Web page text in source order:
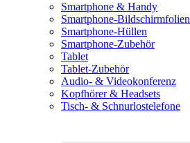
Smartphone & Handy
Smartphone-Bildschirmfolien
Smartphone-Hüllen
Smartphone-Zubehör
Tablet
Tablet-Zubehör
Audio- & Videokonferenz
Kopfhörer & Headsets
Tisch- & Schnurlostelefone